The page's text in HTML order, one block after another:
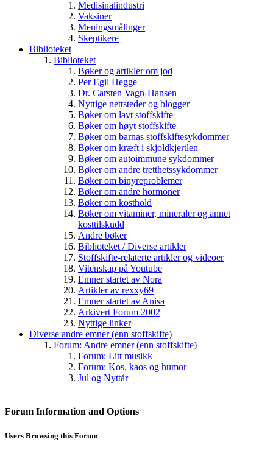
Medisinalindustri
Vaksiner
Meningsmålinger
Skeptikere
Biblioteket
Biblioteket
Bøker og artikler om jod
Per Egil Hegge
Dr. Carsten Vagn-Hansen
Nyttige nettsteder og blogger
Bøker om lavt stoffskifte
Bøker om høyt stoffskifte
Bøker om barnas stoffskiftesykdommer
Bøker om kræft i skjoldkjertlen
Bøker om autoimmune sykdommer
Bøker om andre tretthetssykdommer
Bøker om binyreproblemer
Bøker om andre hormoner
Bøker om kosthold
Bøker om vitaminer, mineraler og annet
kosttilskudd
Andre bøker
Biblioteket / Diverse artikler
Stoffskifte-relaterte artikler og videoer
Vitenskap på Youtube
Emner startet av Nora
Artikler av rexxy69
Emner startet av Anisa
Arkivert Forum 2002
Nyttige linker
Diverse andre emner (enn stoffskifte)
Forum: Andre emner (enn stoffskifte)
Forum: Litt musikk
Forum: Kos, kaos og humor
Jul og Nyttår
Forum Information and Options
Users Browsing this Forum